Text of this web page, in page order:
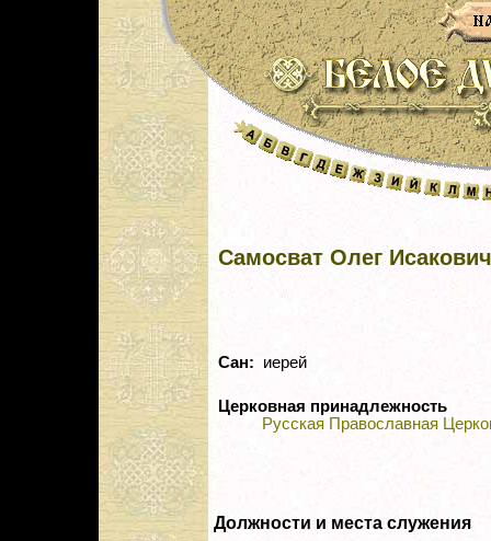
Самосват Олег Исакович
Сан: иерей
Церковная принадлежность
Русская Православная
Должности и места служения